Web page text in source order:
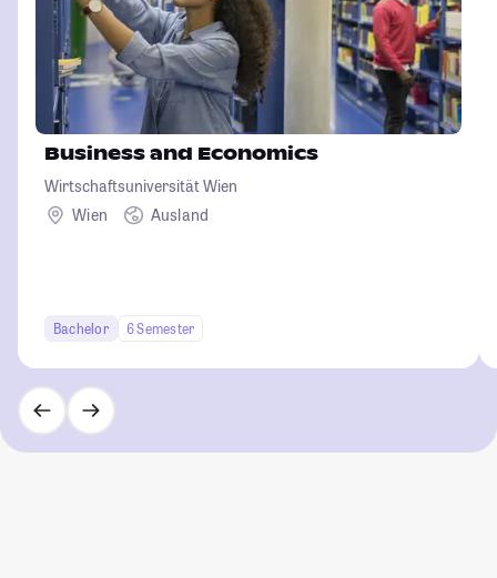
Business and Economics
Wirtschaftsuniversität Wien
Wien
Ausland
Bachelor 6 Semester